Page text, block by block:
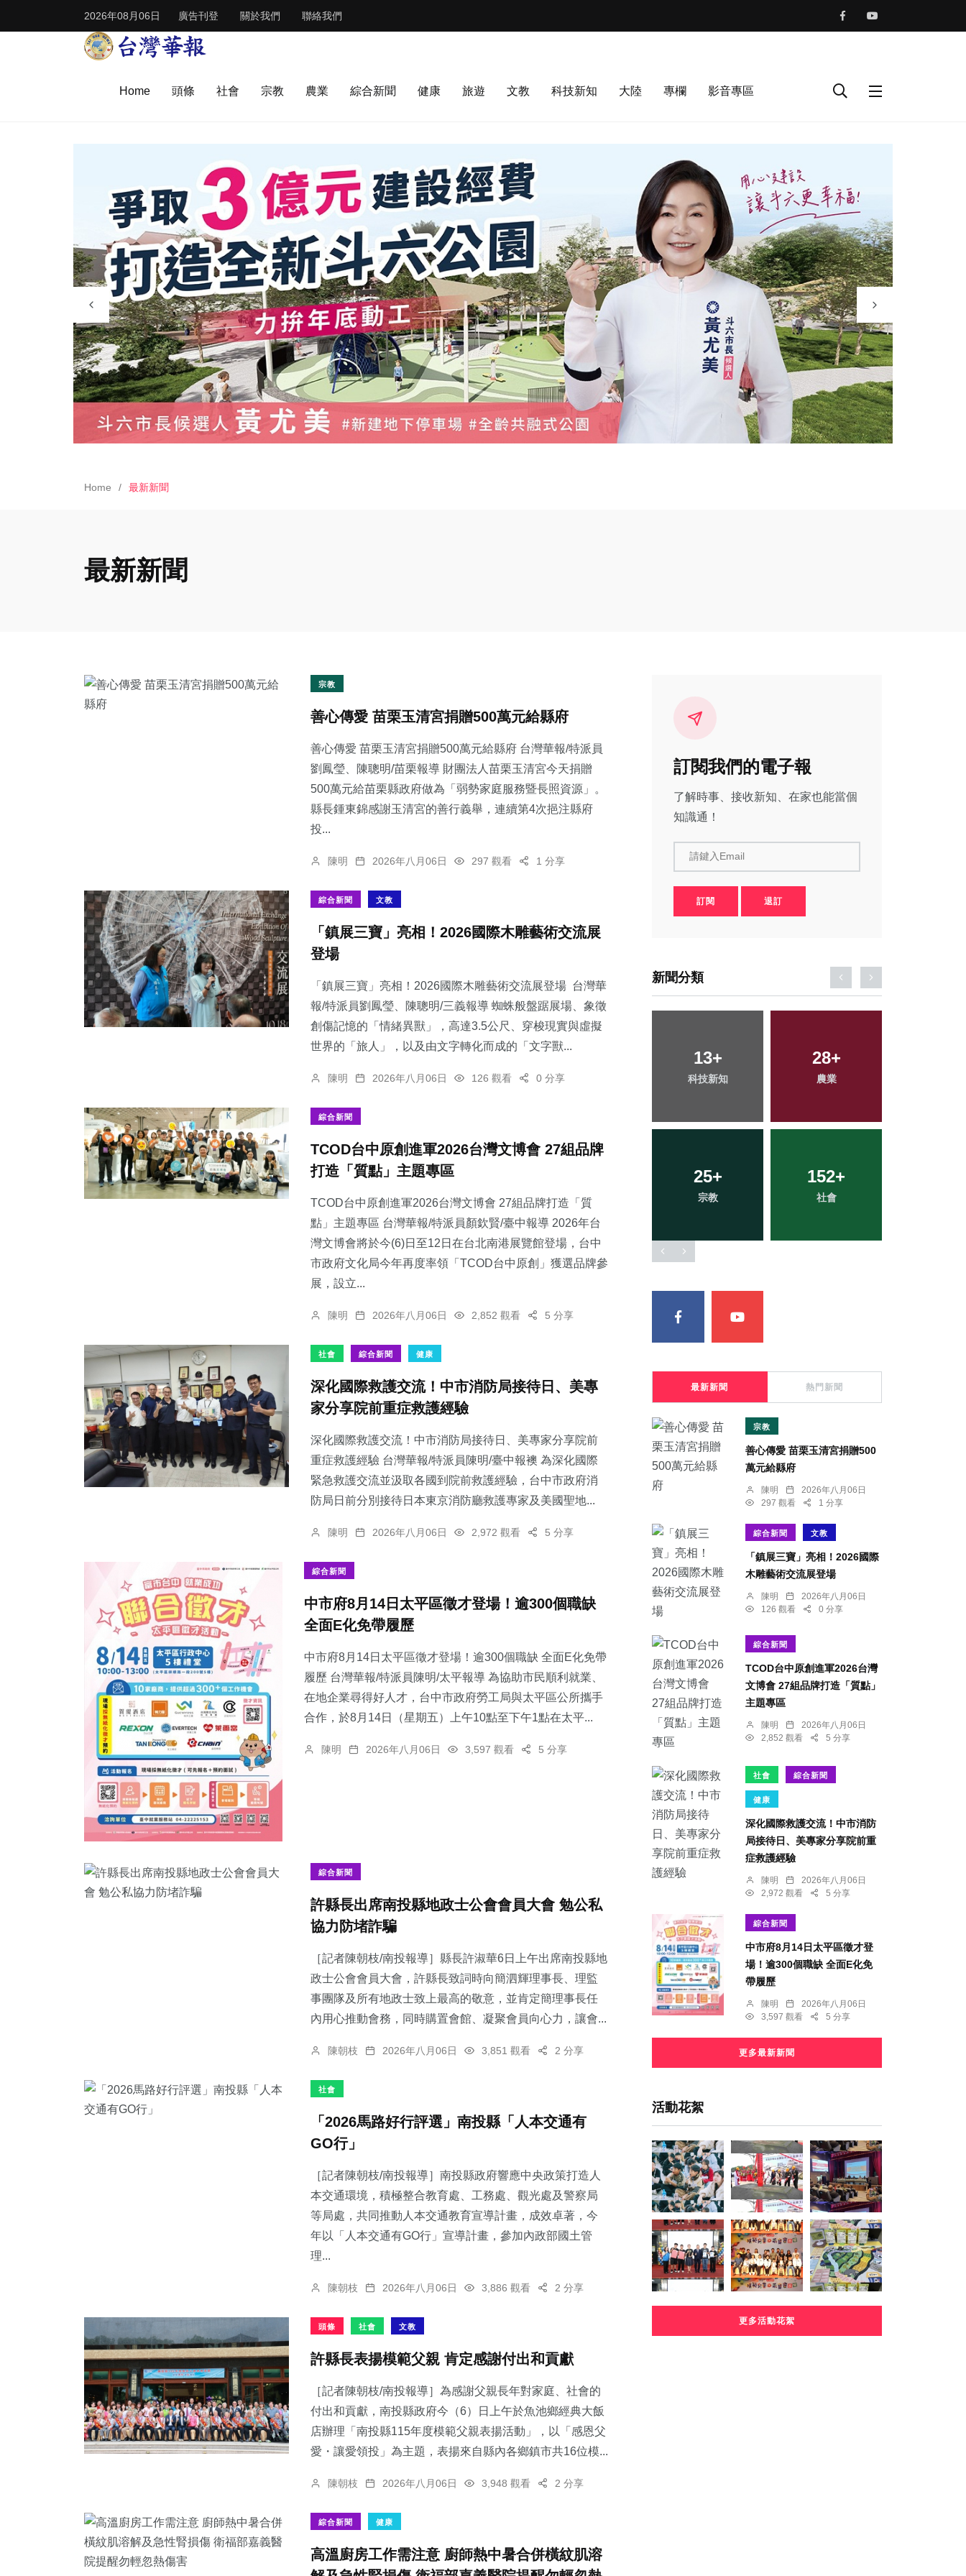
2026年08月06日 廣告刊登 關於我們 聯絡我們
Home 頭條 社會 宗教 農業 綜合新聞 健康 旅遊 文教 科技新知 大陸 專欄 影音專區
Home 最新新聞
最新新聞
宗教
善心傳愛 苗栗玉清宮捐贈500萬元給縣府
善心傳愛 苗栗玉清宮捐贈500萬元給縣府 台灣華報/特派員
劉鳳瑩、陳聰明/苗栗報導 財團法人苗栗玉清宮今天捐贈
500萬元給苗栗縣政府做為「弱勢家庭服務暨長照資源」。
縣長鍾東錦感謝玉清宮的善行義舉，連續第4次挹注縣府
投...
陳明 2026年八月06日 297 觀看 1 分享
綜合新聞 文教
「鎮展三寶」亮相！2026國際木雕藝術交流展
登場
「鎮展三寶」亮相！2026國際木雕藝術交流展登場 台灣華
報/特派員劉鳳瑩、陳聰明/三義報導 蜘蛛般盤踞展場、象徵
創傷記憶的「情緒異獸」，高達3.5公尺、穿梭現實與虛擬
世界的「旅人」，以及由文字轉化而成的「文字獸...
陳明 2026年八月06日 126 觀看 0 分享
綜合新聞
TCOD台中原創進軍2026台灣文博會 27組品牌
打造「質點」主題專區
TCOD台中原創進軍2026台灣文博會 27組品牌打造「質
點」主題專區 台灣華報/特派員顏欽賢/臺中報導 2026年台
灣文博會將於今(6)日至12日在台北南港展覽館登場，台中
市政府文化局今年再度率領「TCOD台中原創」獲選品牌參
展，設立...
陳明 2026年八月06日 2,852 觀看 5 分享
社會 綜合新聞 健康
深化國際救護交流！中市消防局接待日、美專
家分享院前重症救護經驗
深化國際救護交流！中市消防局接待日、美專家分享院前
重症救護經驗 台灣華報/特派員陳明/臺中報襖 為深化國際
緊急救護交流並汲取各國到院前救護經驗，台中市政府消
防局日前分別接待日本東京消防廳救護專家及美國聖地...
陳明 2026年八月06日 2,972 觀看 5 分享
綜合新聞
中市府8月14日太平區徵才登場！逾300個職缺
全面E化免帶履歷
中市府8月14日太平區徵才登場！逾300個職缺 全面E化免帶
履歷 台灣華報/特派員陳明/太平報導 為協助市民順利就業、
在地企業尋得好人才，台中市政府勞工局與太平區公所攜手
合作，於8月14日（星期五）上午10點至下午1點在太平...
陳明 2026年八月06日 3,597 觀看 5 分享
綜合新聞
許縣長出席南投縣地政士公會會員大會 勉公私
協力防堵詐騙
［記者陳朝枝/南投報導］縣長許淑華6日上午出席南投縣地
政士公會會員大會，許縣長致詞時向簡泗輝理事長、理監
事團隊及所有地政士致上最高的敬意，並肯定簡理事長任
內用心推動會務，同時購置會館、凝聚會員向心力，讓會...
陳朝枝 2026年八月06日 3,851 觀看 2 分享
社會
「2026馬路好行評選」南投縣「人本交通有
GO行」
［記者陳朝枝/南投報導］南投縣政府響應中央政策打造人
本交通環境，積極整合教育處、工務處、觀光處及警察局
等局處，共同推動人本交通教育宣導計畫，成效卓著，今
年以「人本交通有GO行」宣導計畫，參加內政部國土管
理...
陳朝枝 2026年八月06日 3,886 觀看 2 分享
頭條 社會 文教
許縣長表揚模範父親 肯定感謝付出和貢獻
［記者陳朝枝/南投報導］為感謝父親長年對家庭、社會的
付出和貢獻，南投縣政府今（6）日上午於魚池鄉經典大飯
店辦理「南投縣115年度模範父親表揚活動」，以「感恩父
愛・讓愛領投」為主題，表揚來自縣內各鄉鎮市共16位模...
陳朝枝 2026年八月06日 3,948 觀看 2 分享
綜合新聞 健康
高溫廚房工作需注意 廚師熱中暑合併橫紋肌溶
訂閱我們的電子報
了解時事、接收新知、在家也能當個
知識通！
請鍵入Email
訂閱 退訂
新聞分類
45+
專欄
0+
大陸
19+
頭條
13+
科技新知
宗教 社會
89+
文教
62+
旅遊
81+
健康
45+
專欄
最新新聞 熱門新聞
宗教
善心傳愛 苗栗玉清宮捐贈500
萬元給縣府
陳明
2026年八月06日
297 觀看
1 分享
綜合新聞 文教
「鎮展三寶」亮相！2026國際
木雕藝術交流展登場
陳明
2026年八月06日
126 觀看
0 分享
綜合新聞
TCOD台中原創進軍2026台灣
文博會 27組品牌打造「質點」
主題專區
陳明
2026年八月06日
2,852 觀看
5 分享
社會 綜合新聞
健康
深化國際救護交流！中市消防
局接待日、美專家分享院前重
症救護經驗
陳明
2026年八月06日
2,972 觀看
5 分享
綜合新聞
中市府8月14日太平區徵才登
場！逾300個職缺 全面E化免
帶履歷
陳明
2026年八月06日
3,597 觀看
5 分享
更多最新新聞
活動花絮
更多活動花絮